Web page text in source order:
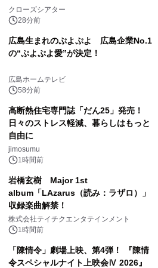
クローズシアター
28分前
広島生まれのぷよぷよ 広島企業No.1
の“ぷよぷよ愛”が決定！
広島ホームテレビ
58分前
高断熱住宅専門誌「だん25」発売！
日々のストレス軽減、暮らしはもっと
自由に
jimosumu
1時間前
岩橋玄樹 Major 1st
album「LAzarus（読み：ラザロ）」
収録楽曲解禁！
株式会社テイチクエンタテインメント
1時間前
「陳情令」劇場上映、第4弾！ 『陳情
令スペシャルナイト上映会Ⅳ 2026』